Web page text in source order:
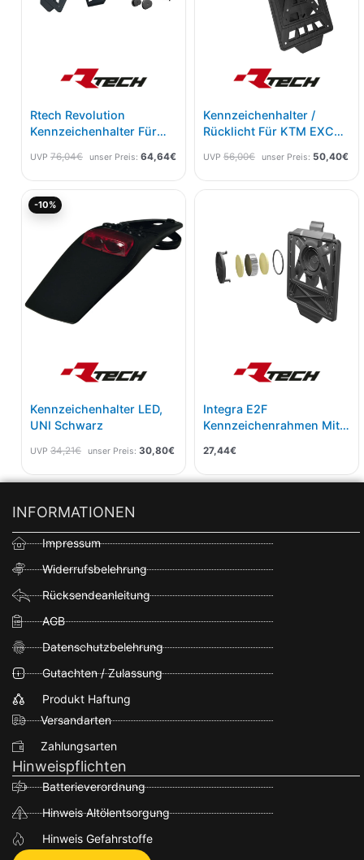
Rtech Revolution
Kennzeichenhalter Für
Verstellbar Mit Integra
UVP 76,04€ unser Preis: 64,64€
Kennzeichenhalter /
Rücklicht Für KTM EXC
Schwarz
UVP 56,00€ unser Preis: 50,40€
-10%
Kennzeichenhalter LED,
UNI Schwarz
UVP 34,21€
34,21€
unser Preis: 30,80€
ist:
30,80€.
Integra E2F
Kennzeichenrahmen Mit
27,44€
INFORMATIONEN
Impressum
Widerrufsbelehrung
Rücksendeanleitung
AGB
Datenschutzbelehrung
Gutachten / Zulassung
Produkt Haftung
Versandarten
Zahlungsarten
Hinweispflichten
Batterieverordnung
Hinweis Altölentsorgung
Hinweis Gefahrstoffe